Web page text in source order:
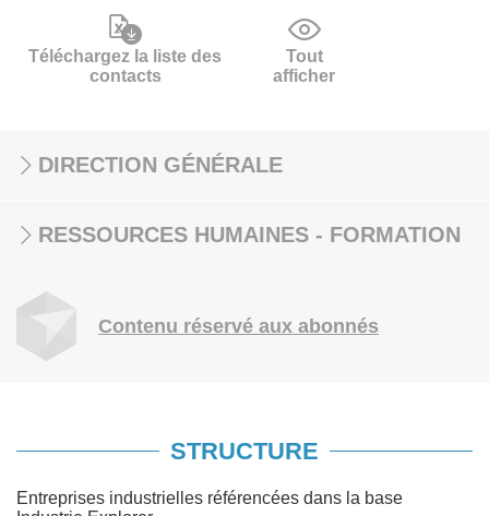
Téléchargez la liste des
contacts
Tout
afficher
DIRECTION GÉNÉRALE
RESSOURCES HUMAINES - FORMATION
Contenu réservé aux abonnés
STRUCTURE
Entreprises industrielles référencées dans la base